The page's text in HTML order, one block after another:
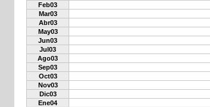
Feb03
Mar03
Abr03
May03
Jun03
Jul03
Ago03
Sep03
Oct03
Nov03
Dic03
Ene04